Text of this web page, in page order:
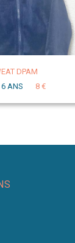
DPAM
6 ANS
8 €